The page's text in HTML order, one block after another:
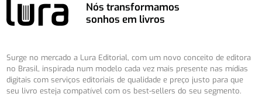
Nós transformamos
sonhos em livros
Surge no mercado a Lura Editorial, com um novo conceito de editora
no Brasil, inspirada num modelo cada vez mais presente nas mídias
digitais com serviços editoriais de qualidade e preço justo para que
seu livro esteja compatível com os best-sellers do seu segmento.